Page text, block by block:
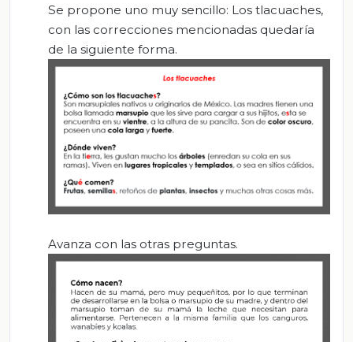
Se propone uno muy sencillo: Los tlacuaches,
con las correcciones mencionadas quedaría
de la siguiente forma.
Avanza con las otras preguntas.